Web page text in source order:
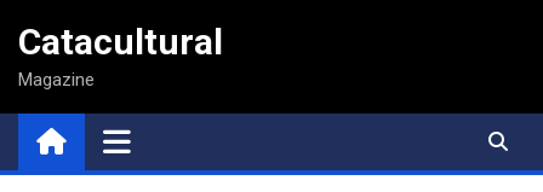
contenido
Catacultural
Magazine